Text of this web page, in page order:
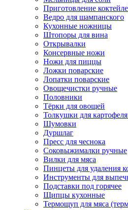
Приготовление
Ведро для шампанского
Кухонные ножницы
Штопоры для вина
Открывалки
Консервные ножи
Ножи для пиццы
Ложки поварские
Лопатки поварские
Овощечистки ручные
Половники
Тёрки для овощей
Толкушки для
Шумовки
Дуршлаг
Пресс для чеснока
Соковыжималки ручные
Вилки для мяса
Пинцеты для удаления
Инструменты для
Подставки под горячее
Щипцы кухонные
Термощуп для мяса